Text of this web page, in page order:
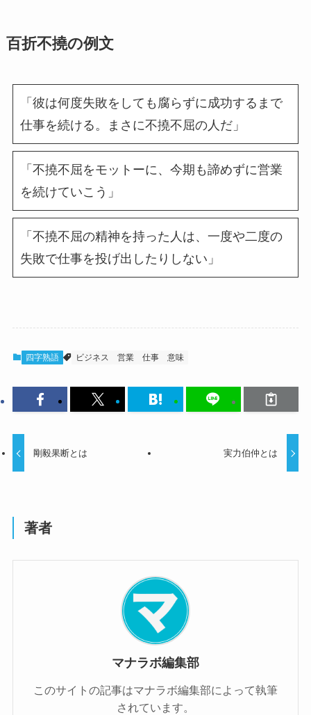
百折不撓の例文
「彼は何度失敗をしても腐らずに成功するまで
仕事を続ける。まさに不撓不屈の人だ」
「不撓不屈をモットーに、今期も諦めずに営業
を続けていこう」
「不撓不屈の精神を持った人は、一度や二度の
失敗で仕事を投げ出したりしない」
四字熟語 ビジネス 営業 仕事 意味
剛毅果断とは 実力伯仲とは
著者
マナラボ編集部
このサイトの記事はマナラボ編集部によって執筆
されています。